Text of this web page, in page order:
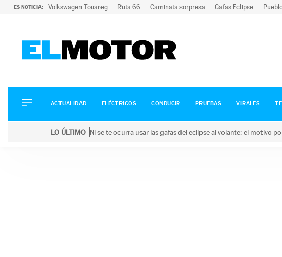
ES NOTICIA: Volkswagen Touareg Ruta 66 Caminata sorpresa Gafas Eclipse
ELÉCTRICOS
CONDUCIR
ACTUALIDAD ELÉCTRICOS CONDUCIR PRUEBAS VIRALES
LO ÚLTIMO Ni se te ocurra usar las gafas del eclipse al volante: el motivo